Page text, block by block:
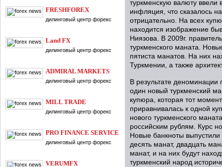
FRESHFOREX
дилинговый центр форекс
Land FX
дилинговый центр форекс
ADMIRAL MARKETS
дилинговый центр форекс
MILL TRADE
дилинговый центр форекс
PRO FINANCE SERVICE
дилинговый центр форекс
VERUMFX
туркменскую валюту
инфляция, что сказалось
отрицательно. На всех
находится изображение
Ниязова. В 2009г.
туркменского маната.
пятиста манатов. На них
Туркмении, а также
В результате
один новый туркменский
купюра, которая тот
приравнивалась к одной
нового туркменского
российским рублям. Курс
Новые банкноты
десять манат, двадцать
манат, и на них будут
туркменский народ